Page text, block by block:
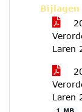
Bijlagen
Laren
Laren